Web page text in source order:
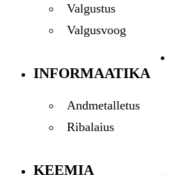
Valgustus
Valgusvoog
INFORMAATIKA
Andmetalletus
Ribalaius
KEEMIA